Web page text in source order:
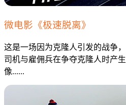
微电影《极速脱离》
这是一场因为克隆人引发的战争
司机与雇佣兵在争夺克隆人时产
像......